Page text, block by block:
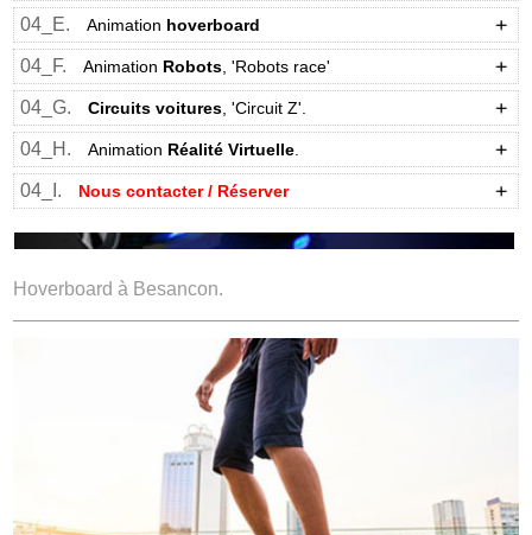
04_E. Animation hoverboard
04_F. Animation Robots, 'Robots race'
04_G. Circuits voitures, 'Circuit Z'.
04_H. Animation Réalité Virtuelle.
04_I. Nous contacter / Réserver
Hoverboard à Besancon.